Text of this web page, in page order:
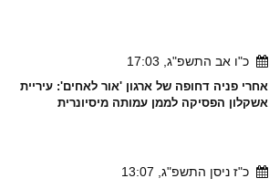
כ"ו אב התשפ"ג, 17:03
אחרי פניה דחופה של ארגון 'אור לאחים': עיריית
אשקלון הפסיקה לממן עמותה מיסיונרית
כ"ז ניסן התשפ"ג, 13:07